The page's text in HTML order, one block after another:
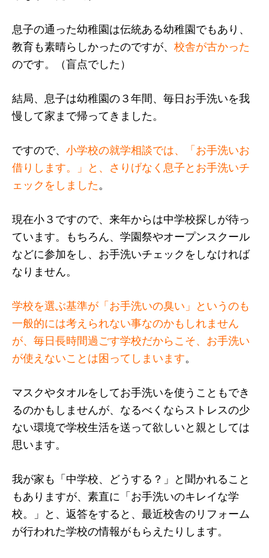
息子の通った幼稚園は伝統ある幼稚園でもあり、
教育も素晴らしかったのですが、 校舎が古かった
のです。（盲点でした）
結局、息子は幼稚園の３年間、毎日お手洗いを我
慢して家まで帰ってきました。
ですので、 小学校の就学相談では、「お手洗いお
借りします。」と、さりげなく息子とお手洗いチ
ェックをしました。
現在小３ですので、来年からは中学校探しが待っ
ています。もちろん、学園祭やオープンスクール
などに参加をし、お手洗いチェックをしなければ
なりません。
学校を選ぶ基準が「お手洗いの臭い」というのも
一般的には考えられない事なのかもしれません
が、毎日長時間過ごす学校だからこそ、お手洗い
が使えないことは困ってしまいます。
マスクやタオルをしてお手洗いを使うこともでき
るのかもしませんが、なるべくならストレスの少
ない環境で学校生活を送って欲しいと親としては
思います。
我が家も「中学校、どうする？」と聞かれること
もありますが、素直に「お手洗いのキレイな学
校。」と、返答をすると、最近校舎のリフォーム
が行われた学校の情報がもらえたりします。